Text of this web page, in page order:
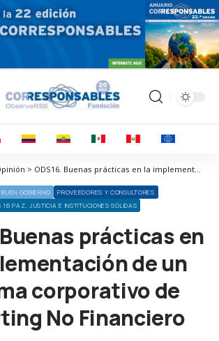
Corresponsables > Opinión > ODS16. Buenas prácticas en la implementación de un sistema corporativo de Reporting No Financiero
BUEN GOBIERNO
PROVEEDORES Y CONSULTORES
16 PAZ, JUSTICIA E INSTITUCIONES SÓLIDAS
prácticas en
de un
corporativo de
No Financiero